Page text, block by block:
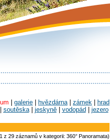
| galerie | hvězdárna | zámek | hrad
soutěska| jeskyně| vodopád| jezero
z 29 záznamů v kategorii: 360° Panoramata)